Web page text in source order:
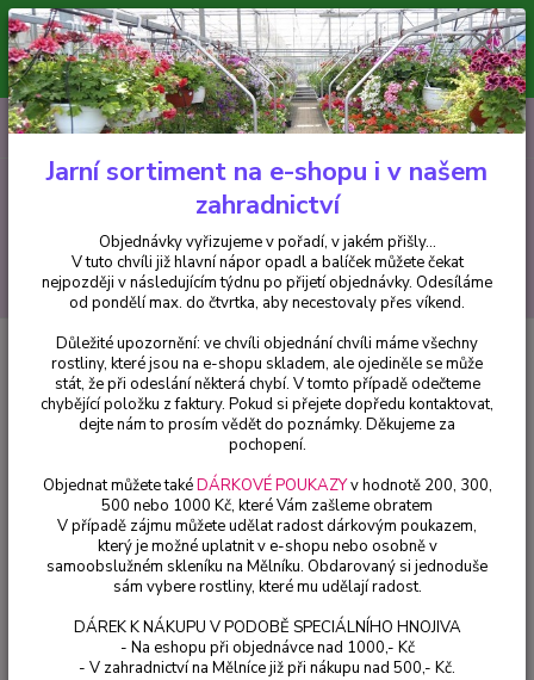
Minimální hodnota pro odeslání z e-shopu je 300 Kč.
V tuto chvíli již hlavní nápor objednávek opadl a balíček můžete čekat
nejpozději v následujícím týdnu po přijetí objednávky. Objednávky
vyřizujeme v pořadí, v jakém přišly...
CZK
Hledat
+420 602 223 614 0ks
za0 Kč
Balkónové rostliny
Abutilon žlutý (Podslunečník, mračňák, lipka) -
Abutilon žlutý (Podslunečník,
mračňák, lipka) - 1 ks
Jarní sortiment na e-shopu i v našem
zahradnictví
Objednávky vyřizujeme v pořadí, v jakém přišly...
V tuto chvíli již hlavní nápor opadl a balíček můžete čekat
nejpozději v následujícím týdnu po přijetí objednávky. Odesíláme
od pondělí max. do čtvrtka, aby necestovaly přes víkend.
Důležité upozornění: ve chvíli objednání chvíli máme všechny
rostliny, které jsou na e-shopu skladem, ale ojediněle se může
stát, že při odeslání některá chybí. V tomto případě odečteme
chybějící položku z faktury. Pokud si přejete dopředu kontaktovat,
dejte nám to prosím vědět do poznámky. Děkujeme za
pochopení.
Objednat můžete takéDÁRKOVÉ POUKAZYv hodnotě 200, 300,
500 nebo 1000 Kč, které Vám zašleme obratem
V případě zájmu můžete udělat radost dárkovým poukazem,
který je možné uplatnit v e-shopu nebo osobně v
samoobslužném skleníku na Mělníku. Obdarovaný si jednoduše
sám vybere rostliny, které mu udělají radost.
DÁREK K NÁKUPU V PODOBĚ SPECIÁLNÍHO HNOJIVA
- Na eshopu při objednávce nad 1000,- Kč
- V zahradnictví na Mělníce již při nákupu nad 500,- Kč.